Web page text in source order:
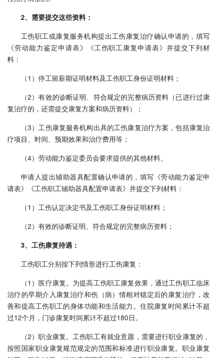
2、需要提交这些资料：
工伤职工或康复服务机构提出工伤康复治疗确认申请的，填写
《劳动能力鉴定申请表》《工伤职工康复申请表》并提交下列材
料：
（1）停工留薪期证明材料及工伤职工身份证明材料；
（2）有效的诊断证明、符合规定的完整病历资料（已进行过康
复治疗的，还需提交康复方案和病历资料）；
（3）工伤康复服务机构出具的工伤康复治疗方案，包括康复治
疗项目、时间、预期效果和治疗费用等；
（4）劳动能力鉴定委员会要求提供的其他材料。
申请人提出辅助器具配置确认申请的，填写《劳动能力鉴定申
请表》《工伤职工辅助器具配置申请表》并提交下列材料：
（1）工伤认定决定书及工伤职工身份证明材料；
（2）有效的诊断证明、符合规定的完整病历资料；
3、工伤康复待遇：
工伤职工分别按下列情形进行工伤康复：
（1）医疗康复。为提高工伤职工康复效果，通过工伤职工临床
治疗的早期介入康复治疗和伤（病）情相对稳定后的康复治疗，改
善和提高工伤职工的身体功能和生活能力。住院康复时间累计不超
过12个月，门诊康复时间累计不超过180日。
（2）职业康复。工伤职工有就业意愿，需要进行职业康复的，
按照国家职业康复规范规定的范围和标准进行职业康复。职业康复